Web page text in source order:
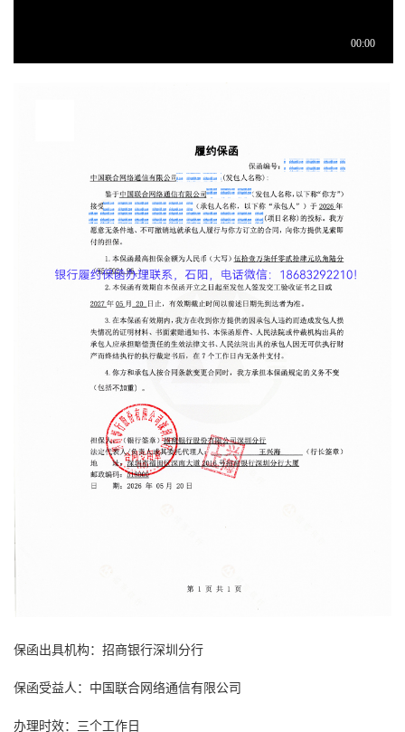
保函出具机构：招商银行深圳分行
保函受益人：中国联合网络通信有限公司
办理时效：三个工作日